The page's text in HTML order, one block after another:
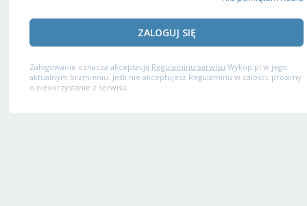
ZALOGUJ SIĘ
Zalogowanie oznacza akceptację Regulaminu serwisu Wykop.pl w jego
aktualnym brzmieniu. Jeśli nie akceptujesz Regulaminu w całości, prosimy
o niekorzystanie z serwisu.